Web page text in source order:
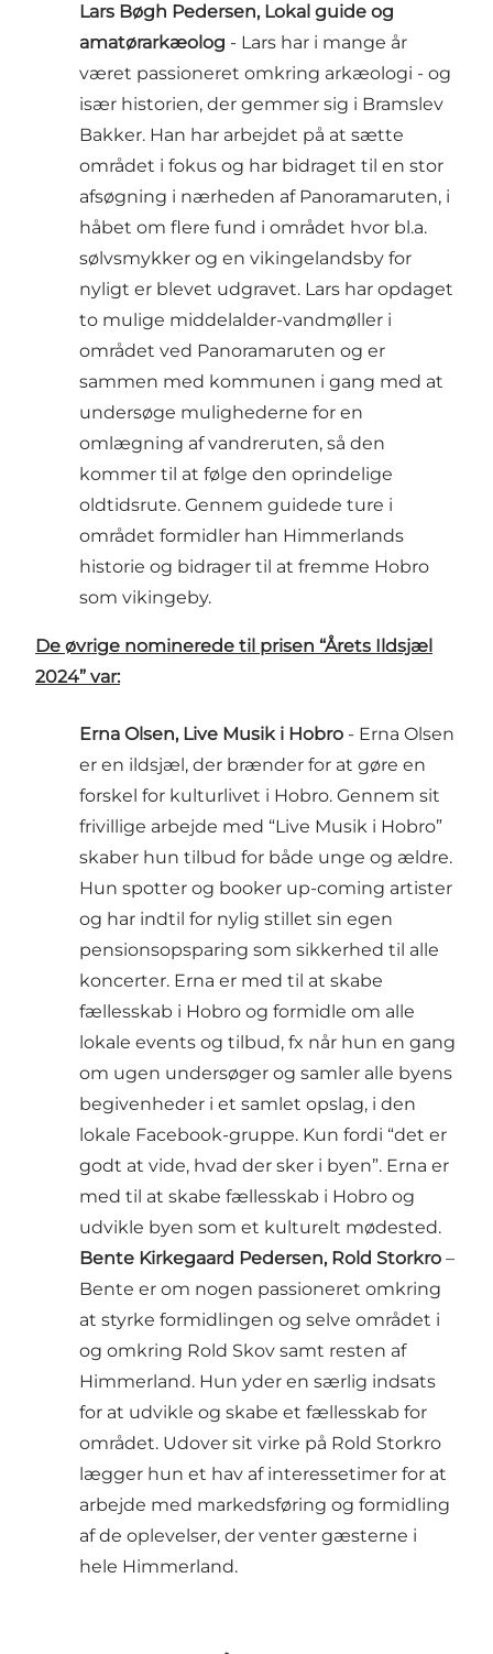
Lars Bøgh Pedersen, Lokal guide og
amatørarkæolog - Lars har i mange år
været passioneret omkring arkæologi - og
især historien, der gemmer sig i Bramslev
Bakker. Han har arbejdet på at sætte
området i fokus og har bidraget til en stor
afsøgning i nærheden af Panoramaruten, i
håbet om flere fund i området hvor bl.a.
sølvsmykker og en vikingelandsby for
nyligt er blevet udgravet. Lars har opdaget
to mulige middelalder-vandmøller i
området ved Panoramaruten og er
sammen med kommunen i gang med at
undersøge mulighederne for en
omlægning af vandreruten, så den
kommer til at følge den oprindelige
oldtidsrute. Gennem guidede ture i
området formidler han Himmerlands
historie og bidrager til at fremme Hobro
som vikingeby.
De øvrige nominerede til prisen “Årets Ildsjæl
2024” var:
Erna Olsen, Live Musik i Hobro - Erna Olsen
er en ildsjæl, der brænder for at gøre en
forskel for kulturlivet i Hobro. Gennem sit
frivillige arbejde med “Live Musik i Hobro”
skaber hun tilbud for både unge og ældre.
Hun spotter og booker up-coming artister
og har indtil for nylig stillet sin egen
pensionsopsparing som sikkerhed til alle
koncerter. Erna er med til at skabe
fællesskab i Hobro og formidle om alle
lokale events og tilbud, fx når hun en gang
om ugen undersøger og samler alle byens
begivenheder i et samlet opslag, i den
lokale Facebook-gruppe. Kun fordi “det er
godt at vide, hvad der sker i byen”. Erna er
med til at skabe fællesskab i Hobro og
udvikle byen som et kulturelt mødested.
Bente Kirkegaard Pedersen, Rold Storkro –
Bente er om nogen passioneret omkring
at styrke formidlingen og selve området i
og omkring Rold Skov samt resten af
Himmerland. Hun yder en særlig indsats
for at udvikle og skabe et fællesskab for
området. Udover sit virke på Rold Storkro
lægger hun et hav af interessetimer for at
arbejde med markedsføring og formidling
af de oplevelser, der venter gæsterne i
hele Himmerland.